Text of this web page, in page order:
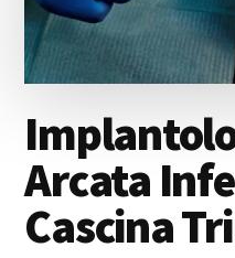
Arcata
Cascina